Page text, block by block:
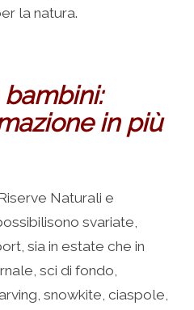
la natura.
in più
Naturali e
svariate,
sia in estate che in
sci di fondo,
snowkite, ciaspole,